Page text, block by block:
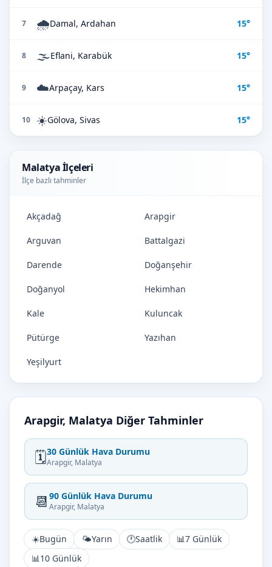
7 🌧️Damal, Ardahan 15°
8 🌫️Eflani, Karabük 15°
9 ☁️Arpaçay, Kars 15°
10 ☀️Gölova, Sivas 15°
Malatya İlçeleri
İlçe bazlı tahminler
Akçadağ Arapgir
Arguvan Battalgazi
Darende Doğanşehir
Doğanyol Hekimhan
Kale Kuluncak
Pütürge Yazıhan
Yeşilyurt
Arapgir, Malatya Diğer Tahminler
🗓️30 Günlük Hava Durumu
Arapgir, Malatya
📆 90 Günlük Hava Durumu
Arapgir, Malatya
☀️Bugün 🌤️Yarın 🕐Saatlik 📊7 Günlük
📊10 Günlük